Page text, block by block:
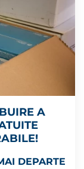
A
DEPARTE